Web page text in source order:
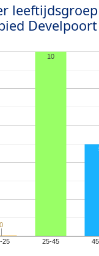
Develpoort
25 25-45
0
0
10